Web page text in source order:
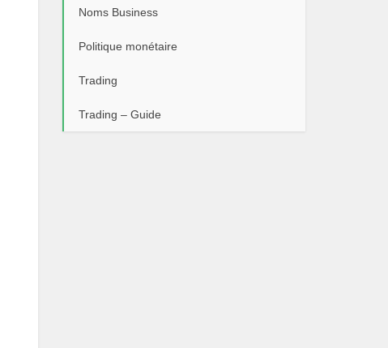
Noms Business
Politique monétaire
Trading
Trading – Guide